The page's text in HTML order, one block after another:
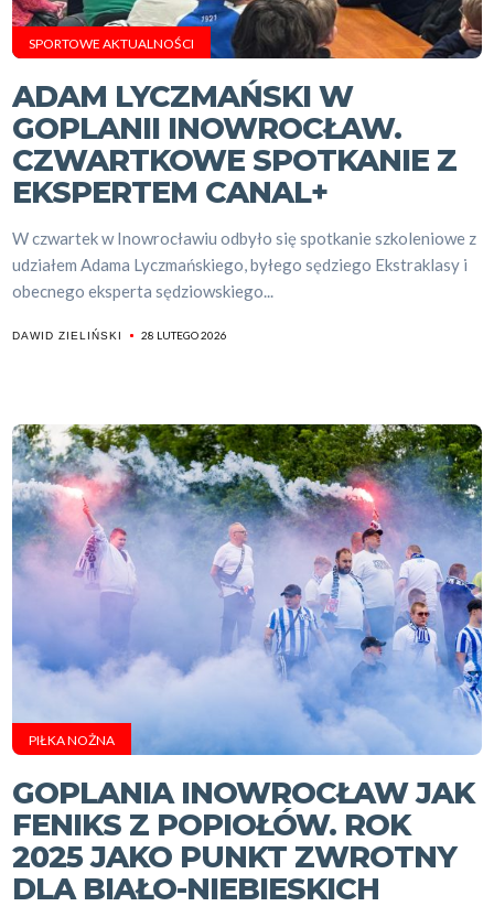
SPORTOWE AKTUALNOŚCI
ADAM LYCZMAŃSKI W
GOPLANII INOWROCŁAW.
CZWARTKOWE SPOTKANIE Z
EKSPERTEM CANAL+
W czwartek w Inowrocławiu odbyło się spotkanie szkoleniowe z
udziałem Adama Lyczmańskiego, byłego sędziego Ekstraklasy i
obecnego eksperta sędziowskiego...
DAWID ZIELIŃSKI 28 LUTEGO 2026
PIŁKA NOŻNA
GOPLANIA INOWROCŁAW JAK
FENIKS Z POPIOŁÓW. ROK
2025 JAKO PUNKT ZWROTNY
DLA BIAŁO-NIEBIESKICH